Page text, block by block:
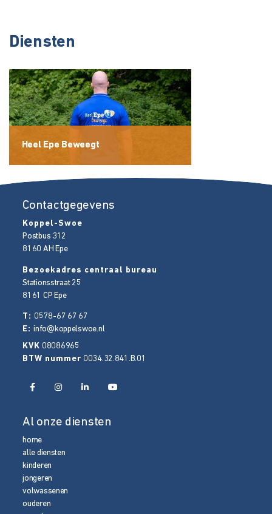
Diensten
Heel Epe Beweegt
Contactgegevens
Koppel-Swoe
Postbus 312
8160 AH Epe
Bezoekadres centraal bureau
Stationsstraat 25
8161 CP Epe
T: 0578-67 67 67
E:info@koppelswoe.nl
KVK 08086965
BTW nummer 0034.32.841.B.01
Al onze diensten
home
alle diensten
kinderen
jongeren
volwassenen
ouderen